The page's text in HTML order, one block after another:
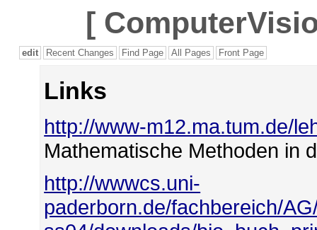
[
edit Recent Changes Find Page All Pages Front Page
Links
http://www-m12.ma.tum.de/
Mathematische Methoden in
http://wwwcs.uni-
paderborn.de/fachbereich/